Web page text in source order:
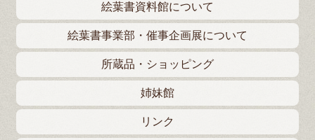
絵葉書資料館について
絵葉書事業部・催事企画展について
所蔵品・ショッピング
姉妹館
リンク